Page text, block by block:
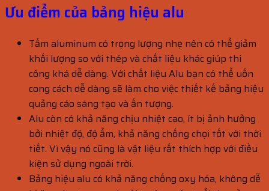
Ưu điểm của bảng hiệu alu
Tấm aluminum có trọng lượng nhẹ nên có thể giảm
khối lượng so với thép và chất liệu khác giúp thi
công khá dễ dàng. Với chất liệu Alu bạn có thể uốn
cong cách dễ dàng sẽ làm cho việc thiết kế bảng hiệu
quảng cáo sáng tạo và ấn tượng.
Alu còn có khả năng chịu nhiệt cao, ít bị ảnh hưởng
bởi nhiệt độ, độ ẩm, khả năng chống chọi tốt với thời
tiết. Vì vậy nó cũng là vật liệu rất thích hợp với điều
kiện sử dụng ngoài trời.
Bảng hiệu alu có khả năng chống oxy hóa, không dễ